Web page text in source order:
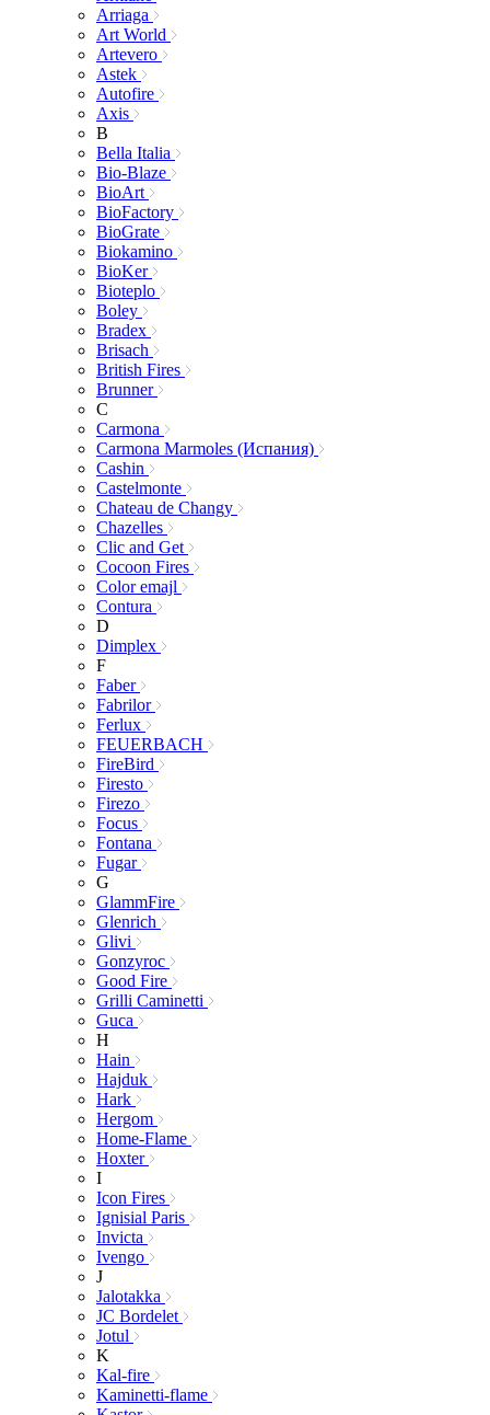
Arriaga
Art World
Artevero
Astek
Autofire
Axis
B
Bella Italia
Bio-Blaze
BioArt
BioFactory
BioGrate
Biokamino
BioKer
Bioteplo
Boley
Bradex
Brisach
British Fires
Brunner
C
Carmona
Carmona Marmoles (Испания)
Cashin
Castelmonte
Chateau de Changy
Chazelles
Clic and Get
Cocoon Fires
Color emajl
Contura
D
Dimplex
F
Faber
Fabrilor
Ferlux
FEUERBACH
FireBird
Firesto
Firezo
Focus
Fontana
Fugar
G
GlammFire
Glenrich
Glivi
Gonzyroc
Good Fire
Grilli Caminetti
Guca
H
Hain
Hajduk
Hark
Hergom
Home-Flame
Hoxter
I
Icon Fires
Ignisial Paris
Invicta
Ivengo
J
Jalotakka
JC Bordelet
Jotul
K
Kal-fire
Kaminetti-flame